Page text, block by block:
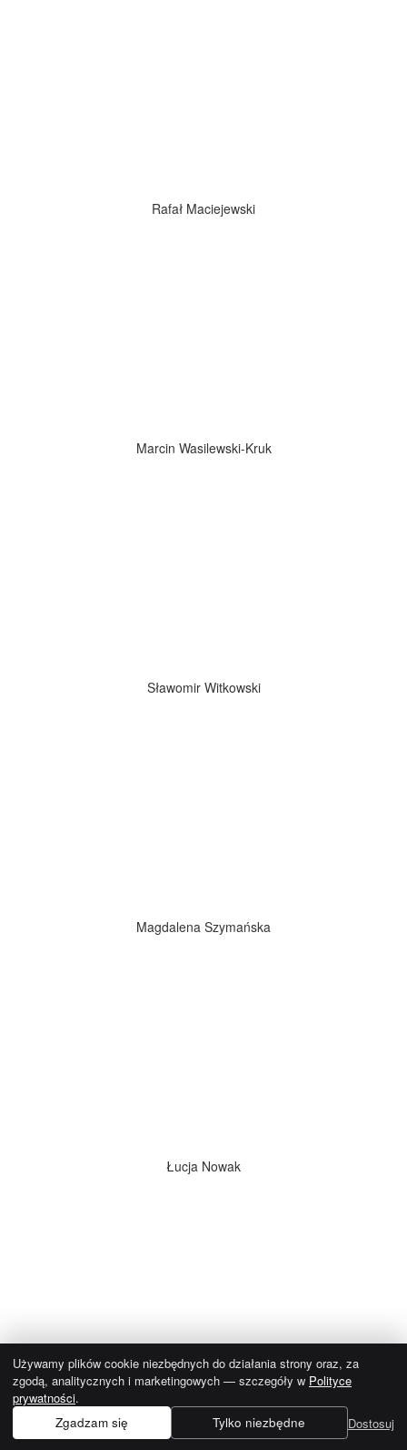
Rafał Maciejewski
Marcin Wasilewski-Kruk
Sławomir Witkowski
Magdalena Szymańska
Łucja Nowak
Katarzyna Młynarska
Używamy plików cookie niezbędnych do działania strony oraz, za
zgodą, analitycznych i marketingowych — szczegóły w Polityce
prywatności.
Zgadzam się
Tylko niezbędne Dostosuj